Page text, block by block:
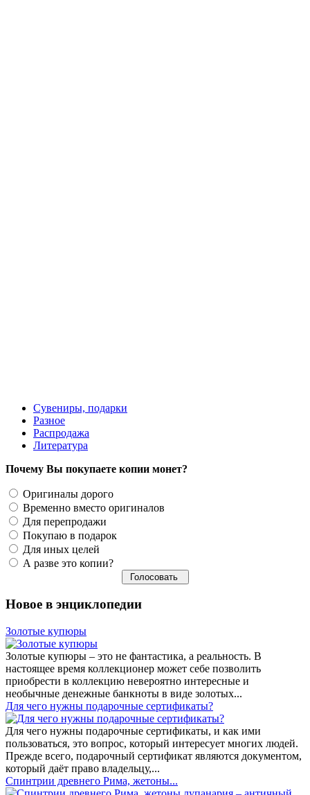
Сувениры, подарки
Разное
Распродажа
Литература
Почему Вы покупаете копии монет?
Оригиналы дорого
Временно вместо оригиналов
Для перепродажи
Покупаю в подарок
Для иных целей
А разве это копии?
Новое в энциклопедии
Золотые купюры
Золотые купюры – это не фантастика, а реальность. В
настоящее время коллекционер может себе позволить
приобрести в коллекцию невероятно интересные и
необычные денежные банкноты в виде золотых...
​Для чего нужны подарочные сертификаты?
Для чего нужны подарочные сертификаты, и как ими
пользоваться, это вопрос, который интересует многих людей.
Прежде всего, подарочный сертификат являются документом,
который даёт право владельцу,...
Спинтрии древнего Рима, жетоны...